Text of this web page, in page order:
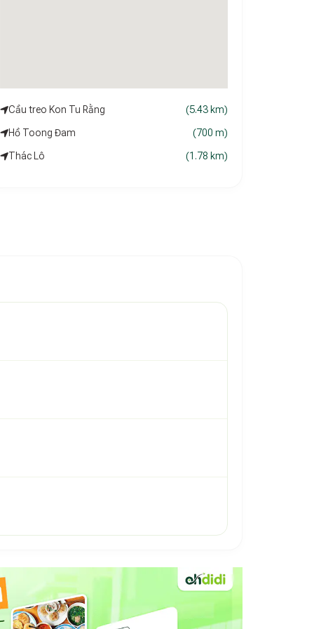
Cầu treo Kon Tu Rằng (5.43 km)
Hồ Toong Đam (700 m)
Thác Lô (1.78 km)